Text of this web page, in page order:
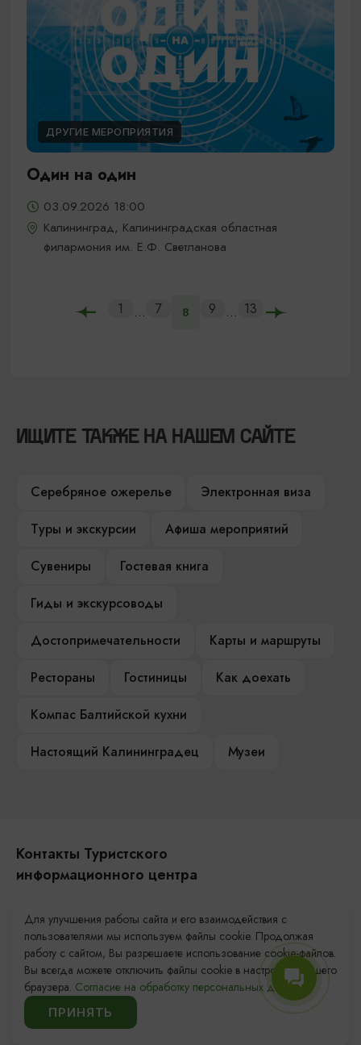
ДРУГИЕ МЕРОПРИЯТИЯ
Один на один
03.09.2026 18:00
Калининград, Калининградская областная
филармония им. Е.Ф. Светланова
1 ... 7 8 9 ... 13
ИЩИТЕ ТАКЖЕ НА НАШЕМ САЙТЕ
Серебряное ожерелье
Электронная виза
Туры и экскурсии
Афиша мероприятий
Сувениры
Гостевая книга
Гиды и экскурсоводы
Достопримечательности
Карты и маршруты
Рестораны
Гостиницы
Как доехать
Компас Балтийской кухни
Настоящий Калининградец
Музеи
Контакты Туристского
информационного центра
Площадь Победы, 1
+7 (4012) 555-200
8 (800) 200-55-39
info@visit-kaliningrad.ru
Для улучшения работы сайта и его взаимодействия с
пользователями мы используем файлы cookie. Продолжая
работу с сайтом, Вы разрешаете использование cookie-файлов.
Вы всегда можете отключить файлы cookie в настройках Вашего
браузера. Согласие на обработку персональных данных.
ПРИНЯТЬ